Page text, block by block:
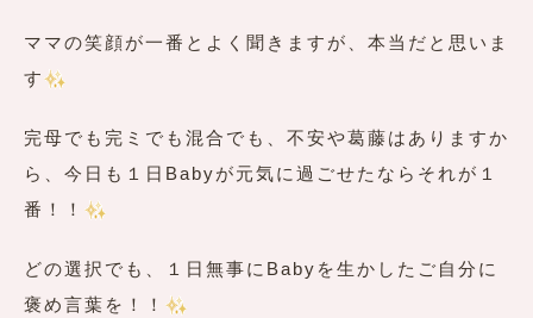
ママの笑顔が一番とよく聞きますが、本当だと思いま
す
完母でも完ミでも混合でも、不安や葛藤はありますか
ら、今日も１日Babyが元気に過ごせたならそれが１
番！！
どの選択でも、１日無事にBabyを生かしたご自分に
褒め言葉を！！